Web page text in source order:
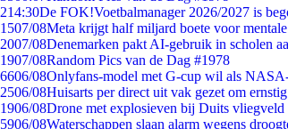
214:30De FOK!Voetbalmanager 2026/2027 is
1507/08Meta krijgt half miljard boete voor
2007/08Denemarken pakt AI-gebruik in scholen
1907/08Random Pics van de Dag #1978
6606/08Onlyfans-model met G-cup wil als NASA-
2506/08Huisarts per direct uit vak gezet om
1906/08Drone met explosieven bij Duits
5906/08Waterschappen slaan alarm wegens